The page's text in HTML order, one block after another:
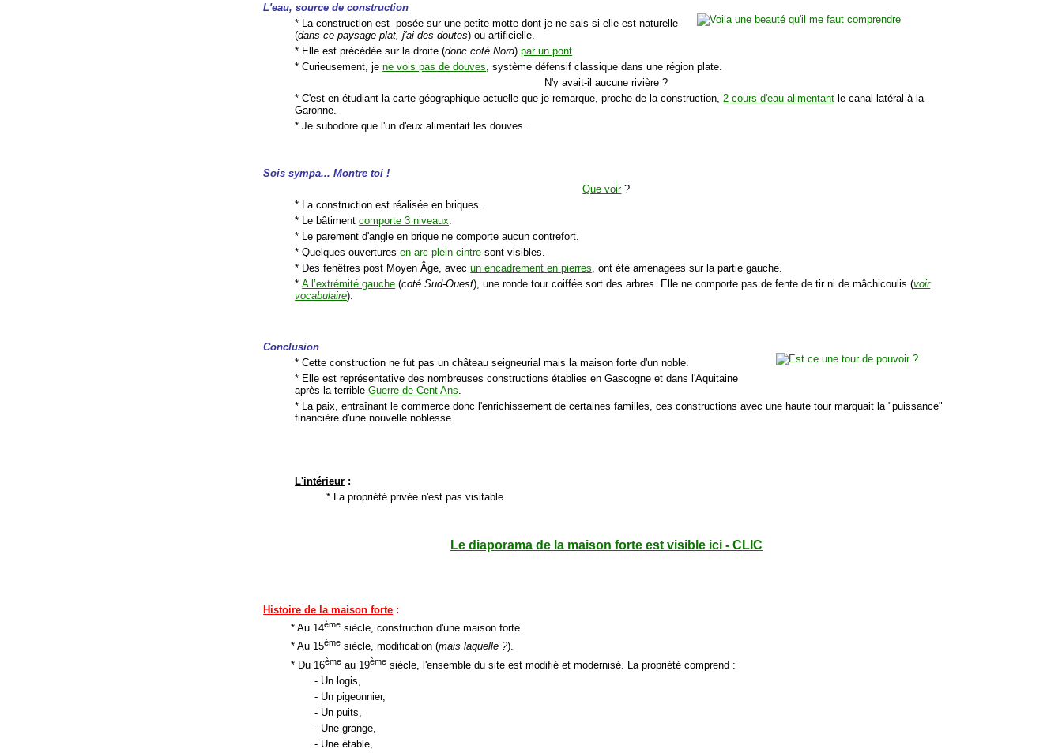
L'eau, source de construction
* La construction est posée sur une petite motte dont je ne sais si elle est naturelle
(dans ce paysage plat, j'ai des doutes) ou artificielle.
* Elle est précédée sur la droite (donc coté Nord)par un pont
* Curieusement, jene vois pas de douves , système défensif classique dans une région plate.
N'y avait-il aucune rivière ?
* C'est en étudiant la carte géographique actuelle que je remarque, proche de la construction, 2 cours d'eau alimentant le canal latéral à la
Garonne.
* Je subodore que l'un d'eux alimentait les douves.
Sois sympa... Montre toi !
Que voir?
* La construction est réalisée en briques.
* Le bâtimentcomporte 3 niveaux
* Le parement d'angle en brique ne comporte aucun contrefort.
* Quelques ouverturesen arc plein cintre sont visibles.
* Des fenêtres post Moyen Âge, avecun encadrement en pierres , ont été aménagées sur la partie gauche.
*A l’extrémité gauche (coté Sud-Ouest), une ronde tour coiffée sort des arbres. Elle ne comporte pas de fente de tir ni de mâchicoulis (voir
vocabulaire).
Conclusion
* Cette construction ne fut pas un château seigneurial mais la maison forte d'un noble.
* Elle est représentative des nombreuses constructions établies en Gascogne et dans l'Aquitaine
après la terribleGuerre de Cent Ans
* La paix, entraînant le commerce donc l'enrichissement de certaines familles, ces constructions avec une haute tour marquait la "puissance"
financière d'une nouvelle noblesse.
L'intérieur :
* La propriété privée n'est pas visitable.
Le diaporama de la maison forte est visible ici - CLIC
Histoire de la maison forte :
* Au 14ème siècle, construction d'une maison forte.
* Au 15ème siècle, modification (mais laquelle ?).
* Du 16ème au 19ème siècle, l'ensemble du site est modifié et modernisé. La propriété comprend :
- Un logis,
- Un pigeonnier,
- Un puits,
- Une grange,
- Une étable,